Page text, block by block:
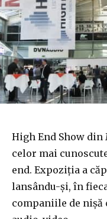
High End Show
celor mai
end. Expoziția a
lansându-și, în
companiile de nișă